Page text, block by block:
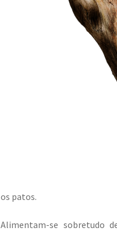
os patos.
Alimentam-se sobretudo